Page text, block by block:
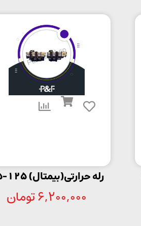
رله حرارتی(بیمتال) 125-85
6,200,000تومان